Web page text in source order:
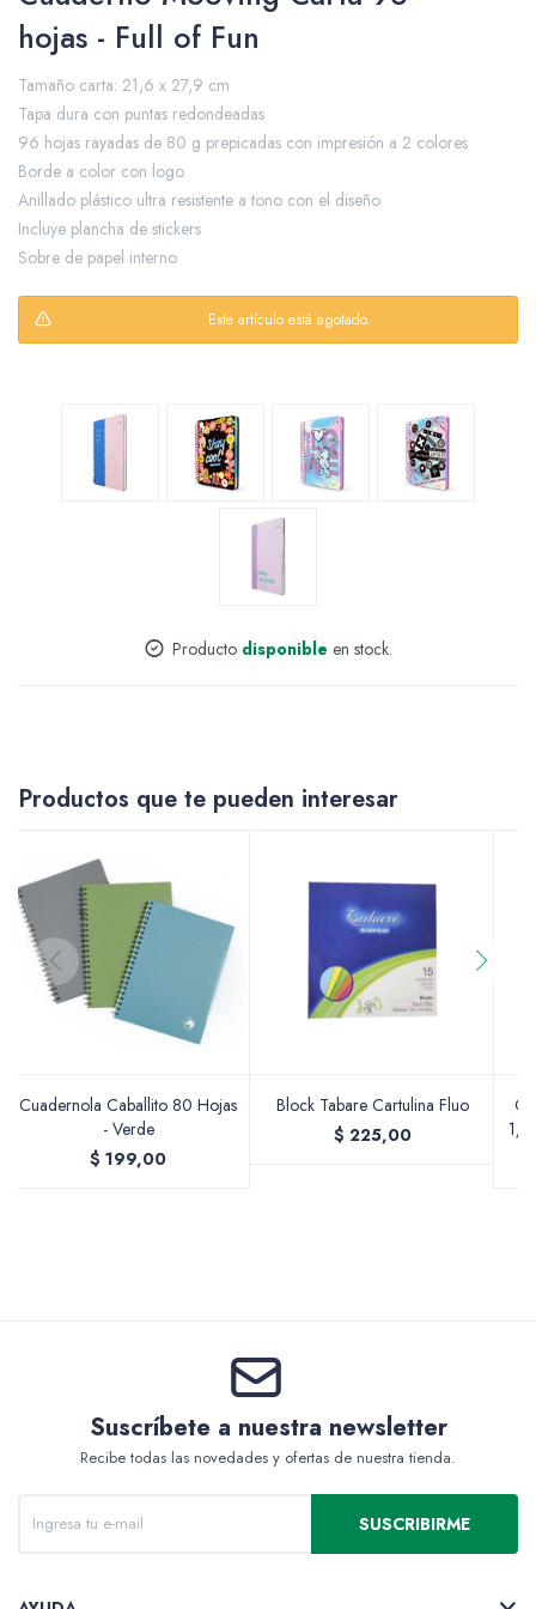
hojas - Full of Fun
Tamaño carta: 21,6 x 27,9 cm
Tapa dura con puntas redondeadas
96 hojas rayadas de 80 g prepicadas con impresión a 2 colores
Borde a color con logo
Anillado plástico ultra resistente a tono con el diseño
Incluye plancha de stickers
Sobre de papel interno
Este artículo está agotado.
Producto disponible en stock.
Productos que te pueden interesar
Cuadernola Caballito 80 Hojas
- Verde
$ 199,00
Block Tabare Cartulina Fluo
$ 225,00
1/2
Suscríbete a nuestra newsletter
Recibe todas las novedades y ofertas de nuestra tienda.
SUSCRIBIRME
Packing y Regalaría
Maquillaje
Cotillón y Sorpresitas
Perfumería
Accesorios
Pinturas
Soportes Artísticos
Packs